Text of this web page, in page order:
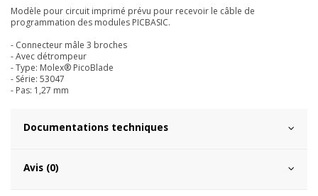
Modèle pour circuit imprimé prévu pour recevoir le câble de
programmation des modules PICBASIC.
- Connecteur mâle 3 broches
- Avec détrompeur
- Type: Molex® PicoBlade
- Série: 53047
- Pas: 1,27 mm
Documentations techniques
Avis (0)